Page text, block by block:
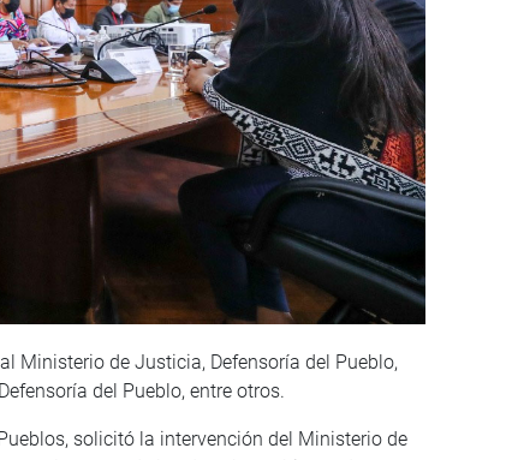
Ministerio de Justicia, Defensoría del Pueblo,
del Pueblo, entre otros.
solicitó la intervención del Ministerio de